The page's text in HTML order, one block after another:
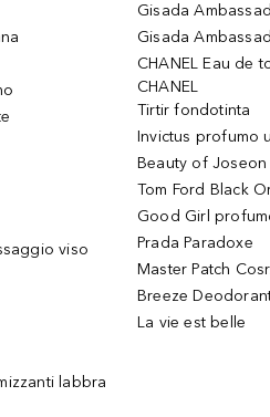
viso
labbra
Gisada
Gisada
CHANEL Eau de
CHANEL
Tirtir fondotinta
Invictus profumo
Beauty of Joseon
Tom Ford Black
Good Girl
Prada Paradoxe
Master Patch
Breeze
La vie est belle